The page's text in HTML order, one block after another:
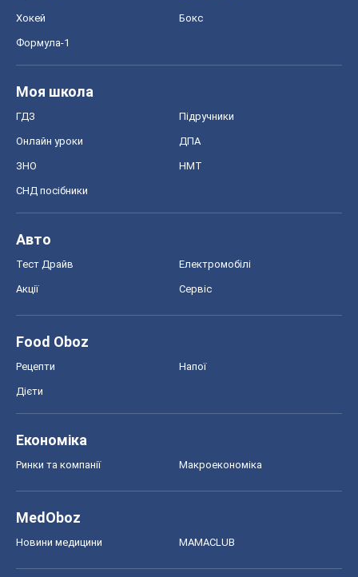
Хокей Бокс
Формула-1
Моя школа
ГДЗ Підручники
Онлайн уроки ДПА
ЗНО НМТ
СНД посібники
Авто
Тест Драйв Електромобілі
Акції Сервіс
Food Oboz
Рецепти Напої
Дієти
Економіка
Ринки та компанії Макроекономіка
MedOboz
Новини медицини MAMACLUB